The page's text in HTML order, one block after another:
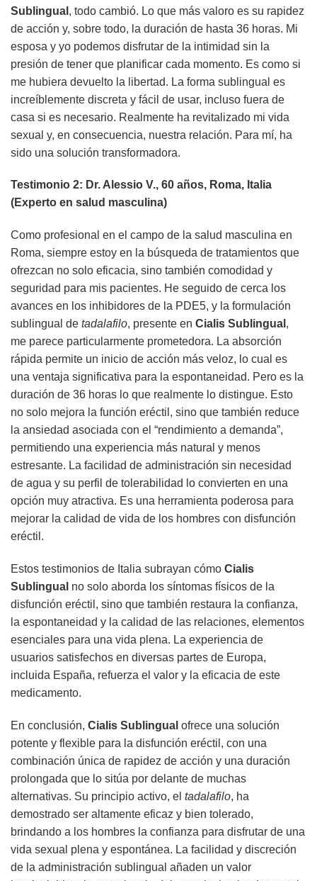
Sublingual , todo cambió. Lo que más valoro es su rapidez
de acción y, sobre todo, la duración de hasta 36 horas. Mi
esposa y yo podemos disfrutar de la intimidad sin la
presión de tener que planificar cada momento. Es como si
me hubiera devuelto la libertad. La forma sublingual es
increíblemente discreta y fácil de usar, incluso fuera de
casa si es necesario. Realmente ha revitalizado mi vida
sexual y, en consecuencia, nuestra relación. Para mí, ha
sido una solución transformadora.
Testimonio 2: Dr. Alessio V., 60 años, Roma, Italia
(Experto en salud masculina)
Como profesional en el campo de la salud masculina en
Roma, siempre estoy en la búsqueda de tratamientos que
ofrezcan no solo eficacia, sino también comodidad y
seguridad para mis pacientes. He seguido de cerca los
avances en los inhibidores de la PDE5, y la formulación
sublingual de tadalafilo, presente en Cialis Sublingual ,
me parece particularmente prometedora. La absorción
rápida permite un inicio de acción más veloz, lo cual es
una ventaja significativa para la espontaneidad. Pero es la
duración de 36 horas lo que realmente lo distingue. Esto
no solo mejora la función eréctil, sino que también reduce
la ansiedad asociada con el “rendimiento a demanda”,
permitiendo una experiencia más natural y menos
estresante. La facilidad de administración sin necesidad
de agua y su perfil de tolerabilidad lo convierten en una
opción muy atractiva. Es una herramienta poderosa para
mejorar la calidad de vida de los hombres con disfunción
eréctil.
Estos testimonios de Italia subrayan cómo Cialis
Sublingual no solo aborda los síntomas físicos de la
disfunción eréctil, sino que también restaura la confianza,
la espontaneidad y la calidad de las relaciones, elementos
esenciales para una vida plena. La experiencia de
usuarios satisfechos en diversas partes de Europa,
incluida España, refuerza el valor y la eficacia de este
medicamento.
En conclusión, Cialis Sublingual ofrece una solución
potente y flexible para la disfunción eréctil, con una
combinación única de rapidez de acción y una duración
prolongada que lo sitúa por delante de muchas
alternativas. Su principio activo, el tadalafilo, ha
demostrado ser altamente eficaz y bien tolerado,
brindando a los hombres la confianza para disfrutar de una
vida sexual plena y espontánea. La facilidad y discreción
de la administración sublingual añaden un valor